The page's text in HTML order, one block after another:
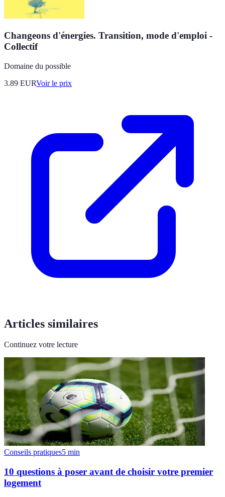
Changeons d'énergies. Transition, mode d'emploi -
Collectif
Domaine du possible
3.89 EURVoir le prix
Articles similaires
Continuez votre lecture
Conseils pratiques5 min
10 questions à poser avant de choisir votre premier
logement